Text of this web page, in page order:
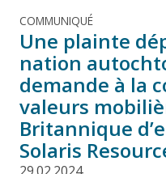
COMMUNIQUÉ
Une plainte
nation
demande à la
valeurs
Britannique
Solaris
29.02.2024